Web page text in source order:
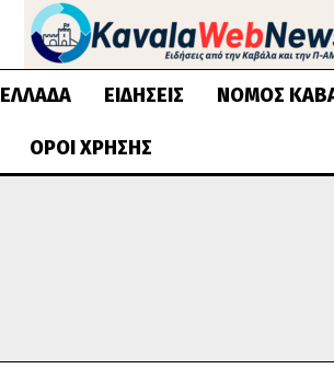
ΕΛΛΆΔΑ ΕΙΔΉΣΕΙΣ ΝΟΜΌΣ
ΌΡΟΙ ΧΡΉΣΗΣ